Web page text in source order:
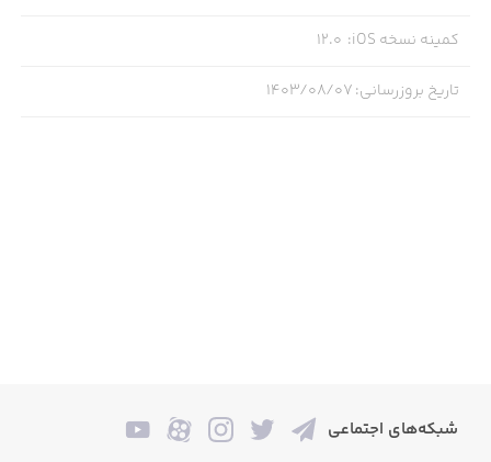
کمینه نسخه iOS :
12.0
تاریخ بروزرسانی:۱۴۰۳/۰۸/۰۷
شبکه‌های اجتماعی